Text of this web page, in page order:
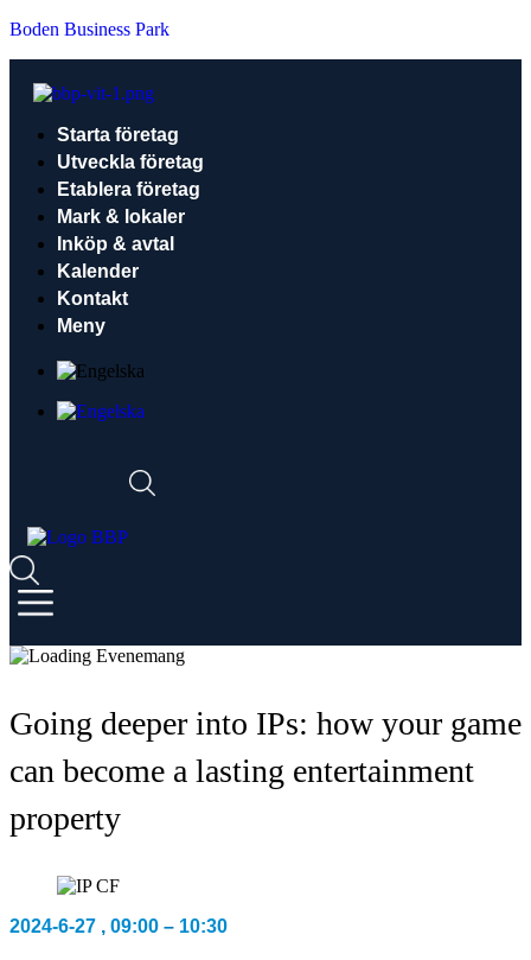
Boden Business Park
Starta företag
Utveckla företag
Etablera företag
Mark & lokaler
Inköp & avtal
Kalender
Kontakt
Meny
Going deeper into IPs: how your game
can become a lasting entertainment
property
2024-6-27 , 09:00 – 10:30